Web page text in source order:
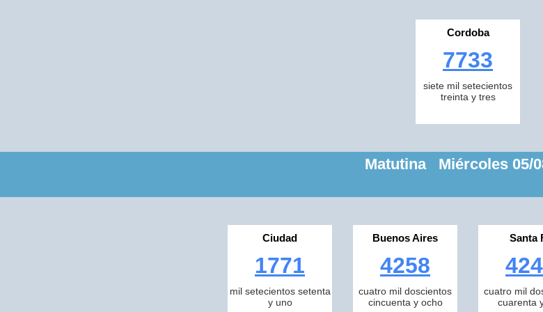
Cordoba
7733
siete mil setecientos
treinta y tres
Matutina Miércoles 05/
Ciudad
1771
mil setecientos setenta
y uno
Buenos Aires
4258
cuatro mil doscientos
cincuenta y ocho
Santa
cuatro mil
cuarenta